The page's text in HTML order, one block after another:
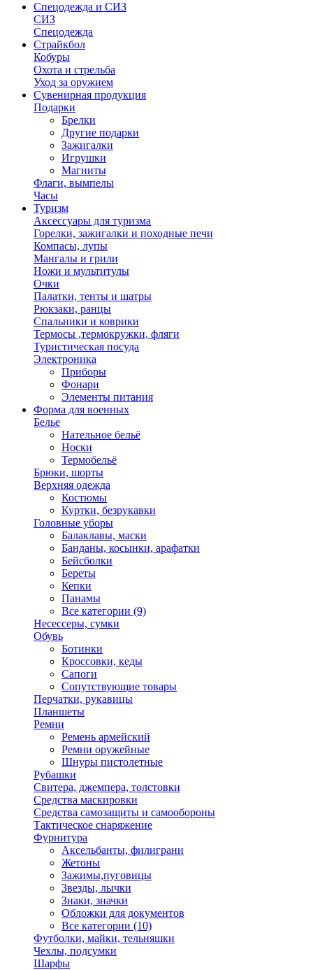
Спецодежда и СИЗ
СИЗ
Спецодежда
Страйкбол
Кобуры
Охота и стрельба
Уход за оружием
Сувенирная продукция
Подарки
Брелки
Другие подарки
Зажигалки
Игрушки
Магниты
Флаги, вымпелы
Часы
Туризм
Аксессуары для туризма
Горелки, зажигалки и походные печи
Компасы, лупы
Мангалы и грили
Ножи и мультитулы
Очки
Палатки, тенты и шатры
Рюкзаки, ранцы
Спальники и коврики
Термосы ,термокружки, фляги
Туристическая посуда
Электроника
Приборы
Фонари
Элементы питания
Форма для военных
Белье
Нательное бельё
Носки
Термобельё
Брюки, шорты
Верхняя одежда
Костюмы
Куртки, безрукавки
Головные уборы
Балаклавы, маски
Банданы, косынки, арафатки
Бейсболки
Береты
Кепки
Панамы
Все категории (9)
Несессеры, сумки
Обувь
Ботинки
Кроссовки, кеды
Сапоги
Сопутствующие товары
Перчатки, рукавицы
Планшеты
Ремни
Ремень армейский
Ремни оружейные
Шнуры пистолетные
Рубашки
Свитера, джемпера, толстовки
Средства маскировки
Средства самозащиты и самообороны
Тактическое снаряжение
Фурнитура
Аксельбанты, филиграни
Жетоны
Зажимы,пуговицы
Звезды, лычки
Знаки, значки
Обложки для документов
Все категории (10)
Футболки, майки, тельняшки
Чехлы, подсумки
Шарфы